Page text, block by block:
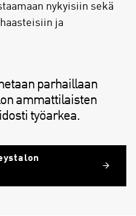
nykyisiin sekä
ja
parhaillaan
ammattilaisten
työarkea.